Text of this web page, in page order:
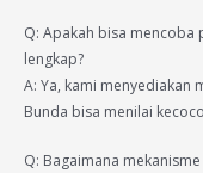
Q: Apakah bisa
lengkap?
A: Ya, kami menyediakan
Bunda bisa menilai
Q: Bagaimana